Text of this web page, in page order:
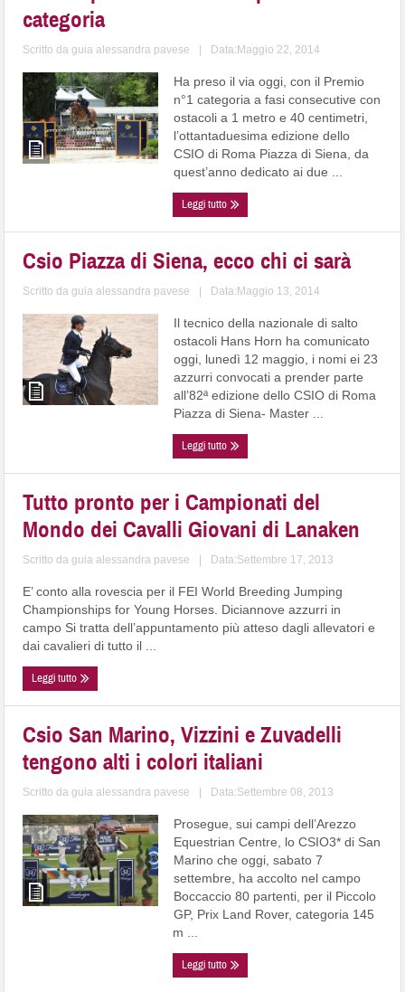
categoria
Scritto daguia alessandra pavese Data:Maggio 22, 2014
Ha preso il via oggi, con il Premio
n°1 categoria a fasi consecutive con
ostacoli a 1 metro e 40 centimetri,
l’ottantaduesima edizione dello
CSIO di Roma Piazza di Siena, da
quest’anno dedicato ai due ...
Leggi tutto
Csio Piazza di Siena, ecco chi ci sarà
Scritto daguia alessandra pavese Data:Maggio 13, 2014
Il tecnico della nazionale di salto
ostacoli Hans Horn ha comunicato
oggi, lunedì 12 maggio, i nomi ei 23
azzurri convocati a prender parte
all’82ª edizione dello CSIO di Roma
Piazza di Siena- Master ...
Leggi tutto
Tutto pronto per i Campionati del
Mondo dei Cavalli Giovani di Lanaken
Scritto daguia alessandra pavese Data:Settembre 17, 2013
E’ conto alla rovescia per il FEI World Breeding Jumping
Championships for Young Horses. Diciannove azzurri in
campo Si tratta dell’appuntamento più atteso dagli allevatori e
dai cavalieri di tutto il ...
Leggi tutto
Csio San Marino, Vizzini e Zuvadelli
tengono alti i colori italiani
Scritto daguia alessandra pavese Data:Settembre 08, 2013
Prosegue, sui campi dell’Arezzo
Equestrian Centre, lo CSIO3* di San
Marino che oggi, sabato 7
settembre, ha accolto nel campo
Boccaccio 80 partenti, per il Piccolo
GP, Prix Land Rover, categoria 145
m ...
Leggi tutto